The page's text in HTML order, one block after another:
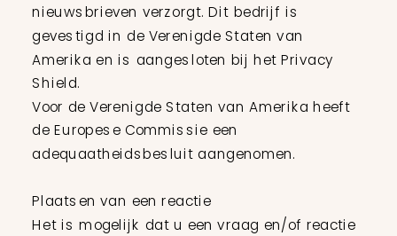
nieuwsbrieven verzorgt. Dit bedrijf is
gevestigd in de Verenigde Staten van
Amerika en is aangesloten bij het Privacy
Shield.
Voor de Verenigde Staten van Amerika heeft
de Europese Commissie een
adequaatheidsbesluit aangenomen.
Plaatsen van een reactie
Het is mogelijk dat u een vraag en/of reactie